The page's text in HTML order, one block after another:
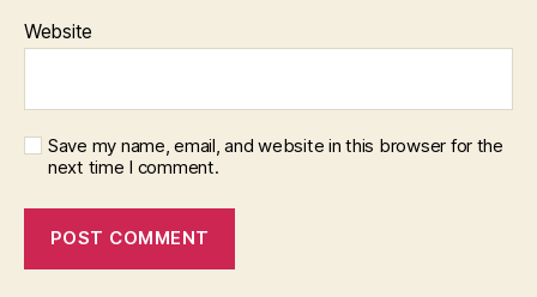
Website
Save my name, email, and website in this browser for the
next time I comment.